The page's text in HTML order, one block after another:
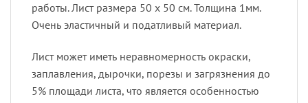
работы. Лист размера 50 х 50 см. Толщина 1мм.
Очень эластичный и податливый материал.
Лист может иметь неравномерность окраски,
заплавления, дырочки, порезы и загрязнения до
5% площади листа, что является особенностью